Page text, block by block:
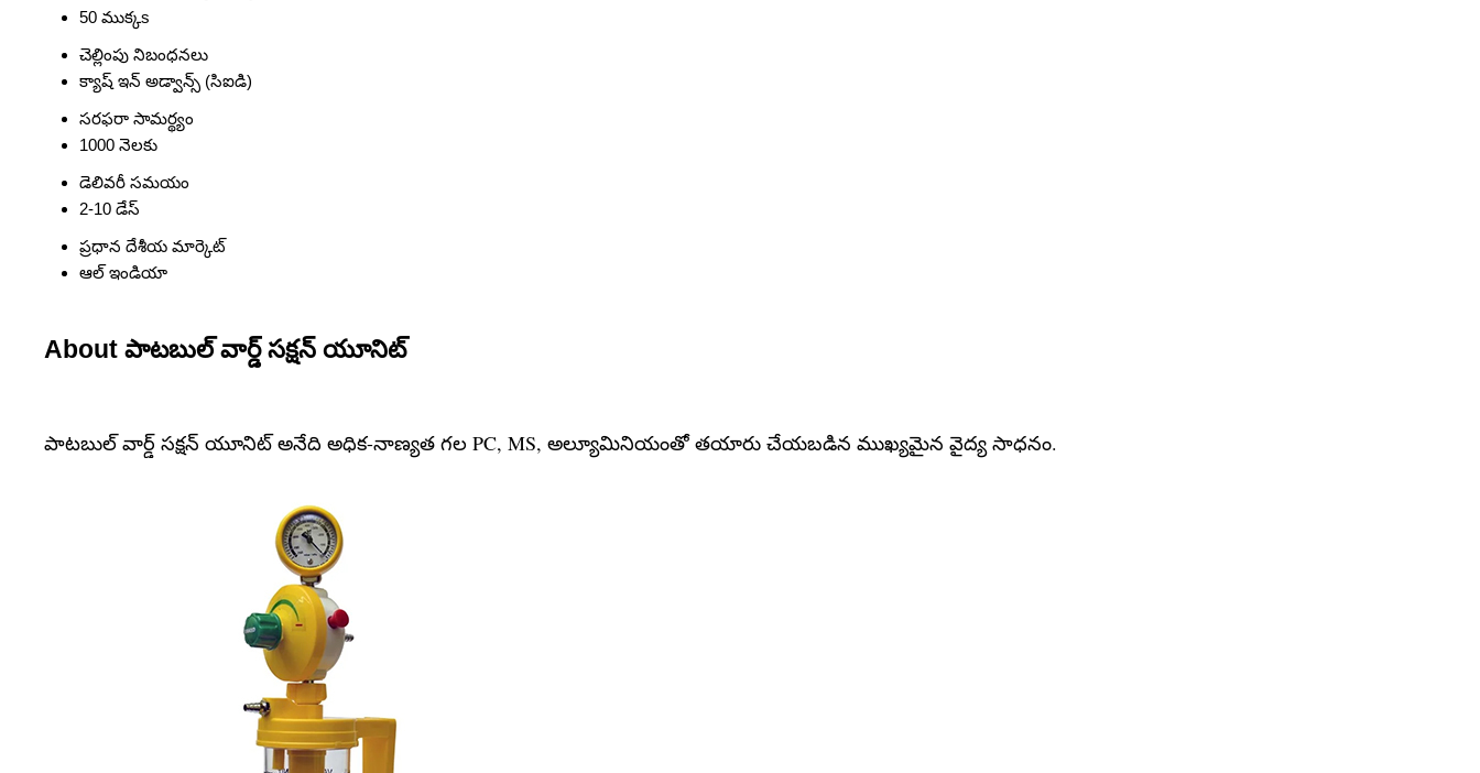
50 ముక్కs
చెల్లింపు నిబంధనలు
క్యాష్ ఇన్ అడ్వాన్స్ (సిఐడి)
సరఫరా సామర్థ్యం
1000 నెలకు
డెలివరీ సమయం
2-10 డేస్
ప్రధాన దేశీయ మార్కెట్
ఆల్ ఇండియా
About పాటబుల్ వార్డ్ సక్షన్ యూనిట్
పాటబుల్ వార్డ్ సక్షన్ యూనిట్ అనేది అధిక-నాణ్యత గల PC, MS, అల్యూమినియంతో తయారు చేయబడిన ముఖ్యమైన వైద్య సాధనం.